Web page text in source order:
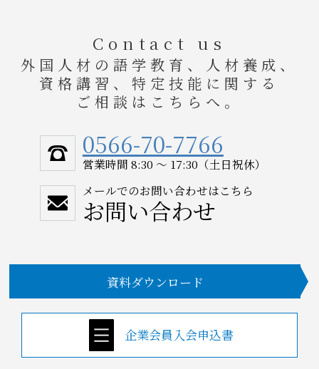
Contact us
外国人材の語学教育、人材養成、
資格講習、特定技能に関する
ご相談はこちらへ。
0566-70-7766
営業時間 8:30 ～ 17:30（土日祝休）
メールでのお問い合わせはこちら
お問い合わせ
資料ダウンロード
企業会員入会申込書